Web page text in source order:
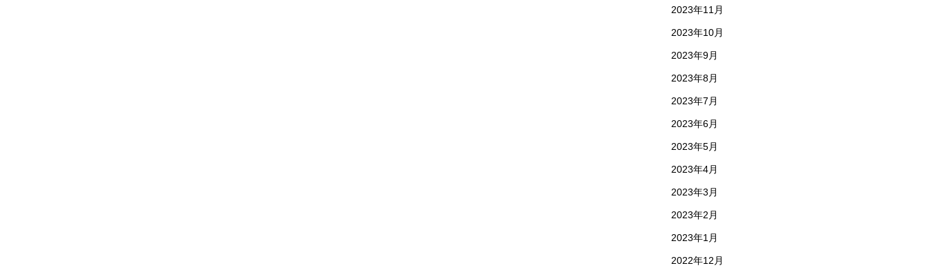
2023年11月
2023年10月
2023年9月
2023年8月
2023年7月
2023年6月
2023年5月
2023年4月
2023年3月
2023年2月
2023年1月
2022年12月